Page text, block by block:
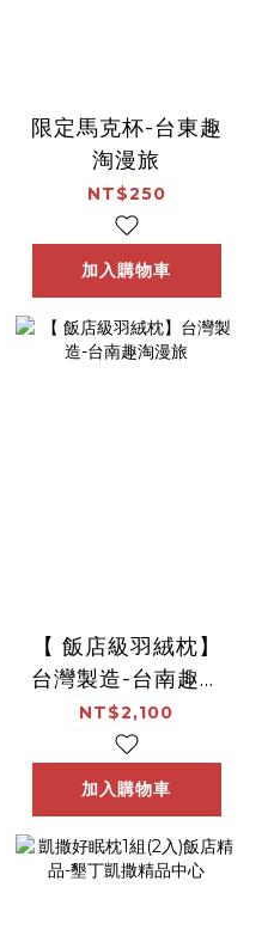
限定馬克杯-台東趣
淘漫旅
NT$250
加入購物車
【 飯店級羽絨枕】
台灣製造-台南趣淘
漫旅
NT$2,100
加入購物車